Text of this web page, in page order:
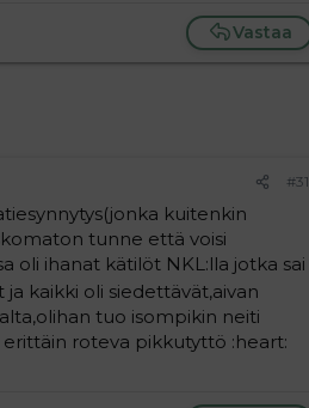
Vastaa
#31
kuitenkin
tunne että voisi
oli ihanat kätilöt NKL:lla jotka sai
ja kaikki oli siedettävät,aivan
tuo isompikin neiti
roteva pikkutyttö :heart: